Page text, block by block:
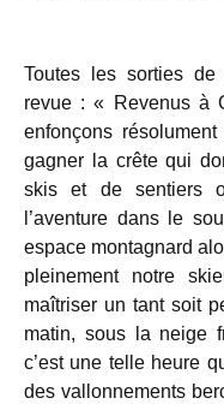
Toutes les sorties
revue : « Revenus à
enfonçons
gagner la crête qui
skis et de sentiers
l’aventure dans le
espace montagnard
pleinement notre
maîtriser un tant soit
matin, sous la neige
c’est une telle heure
des vallonnements